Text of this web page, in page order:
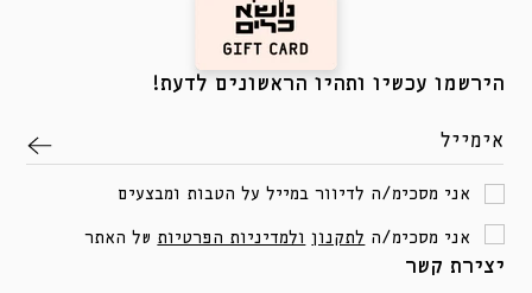
יצירת קשר
הירשמו עכשיו ותהיו הראשונים לדעת!
אימייל
אני מסכימ/ה לדיוור במייל על הטבות ומבצעים
אני מסכימ/ה לתקנון ולמדיניות הפרטיות של האתר